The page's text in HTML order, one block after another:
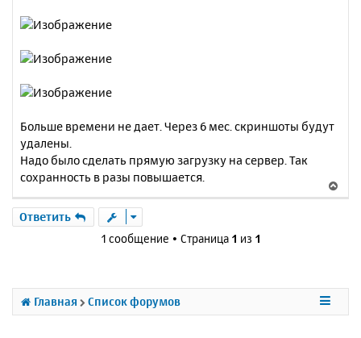
Больше времени не дает. Через 6 мес. скриншоты будут
удалены.
Надо было сделать прямую загрузку на сервер. Так
сохранность в разы повышается.
е
с
Ответить
1 сообщение • Страница 1 из 1
Главная Список форумов